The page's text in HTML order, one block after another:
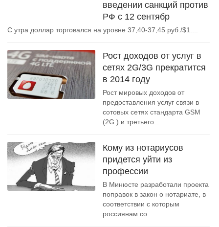
введении санкций против
РФ с 12 сентябр
С утра доллар торговался на уровне 37,40-37,45 руб./$1....
Рост доходов от услуг в
сетях 2G/3G прекратится
в 2014 году
Рост мировых доходов от
предоставления услуг связи в
сотовых сетях стандарта GSM
(2G ) и третьего...
Кому из нотариусов
придется уйти из
профессии
В Минюсте разработали проекта
поправок в закон о нотариате, в
соответствии с которым
россиянам со...